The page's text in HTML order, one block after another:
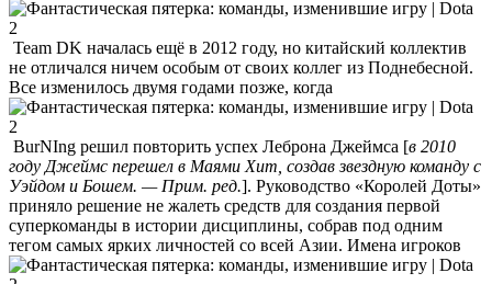
Team DK началась ещё в 2012 году, но китайский коллектив
не отличался ничем особым от своих коллег из Поднебесной.
Все изменилось двумя годами позже, когда
BurNIng решил повторить успех Леброна Джеймса [в 2010
году Джеймс перешел в Маями Хит, создав звездную команду с
Уэйдом и Бошем. — Прим. ред.]. Руководство «Королей Доты»
приняло решение не жалеть средств для создания первой
суперкоманды в истории дисциплины, собрав под одним
тегом самых ярких личностей со всей Азии. Имена игроков